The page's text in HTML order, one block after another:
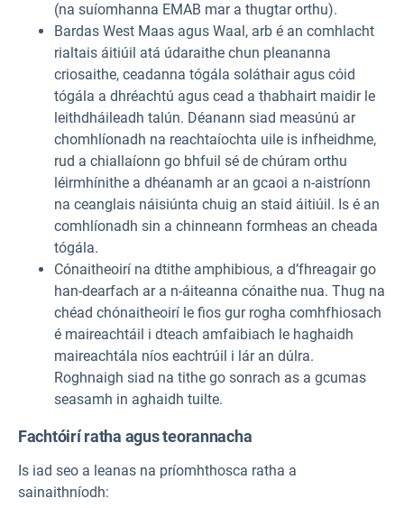
(na suíomhanna EMAB mar a thugtar orthu).
Bardas West Maas agus Waal, arb é an comhlacht
rialtais áitiúil atá údaraithe chun pleananna
criosaithe, ceadanna tógála soláthair agus cóid
tógála a dhréachtú agus cead a thabhairt maidir le
leithdháileadh talún. Déanann siad measúnú ar
chomhlíonadh na reachtaíochta uile is infheidhme,
rud a chiallaíonn go bhfuil sé de chúram orthu
léirmhínithe a dhéanamh ar an gcaoi a n-aistríonn
na ceanglais náisiúnta chuig an staid áitiúil. Is é an
comhlíonadh sin a chinneann formheas an cheada
tógála.
Cónaitheoirí na dtithe amphibious, a d’fhreagair go
han-dearfach ar a n-áiteanna cónaithe nua. Thug na
chéad chónaitheoirí le fios gur rogha comhfhiosach
é maireachtáil i dteach amfaibiach le haghaidh
maireachtála níos eachtrúil i lár an dúlra.
Roghnaigh siad na tithe go sonrach as a gcumas
seasamh in aghaidh tuilte.
Fachtóirí ratha agus teorannacha
Is iad seo a leanas na príomhthosca ratha a
sainaithníodh: